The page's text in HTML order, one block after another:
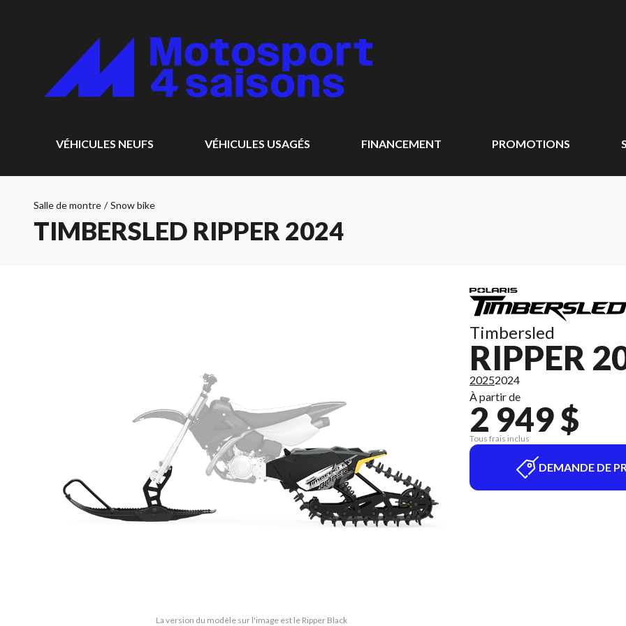
VÉHICULES NEUFS VÉHICULES USAGÉS FINANCEMENT PROMOTIONS
Salle de montre / Snow bike
TIMBERSLED RIPPER 2024
La version du modèle sur l'image est le Ripper Black
Timbersled
RIPPER
20252024
À partir de
2 949 $
Tous frais inclus
DEMANDE DE